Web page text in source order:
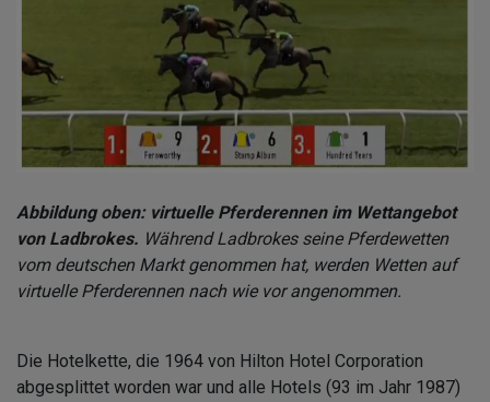
Abbildung oben: virtuelle Pferderennen im Wettangebot
von Ladbrokes. Während Ladbrokes seine Pferdewetten
vom deutschen Markt genommen hat, werden Wetten auf
virtuelle Pferderennen nach wie vor angenommen.
Die Hotelkette, die 1964 von Hilton Hotel Corporation
abgesplittet worden war und alle Hotels (93 im Jahr 1987)